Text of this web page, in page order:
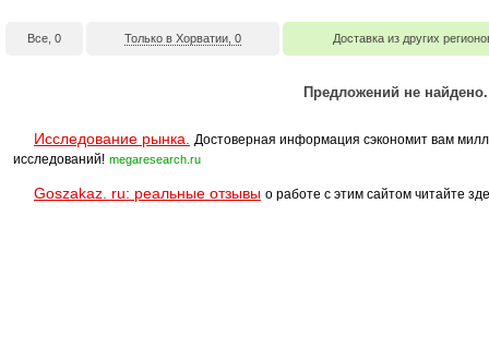
Все, 0 Только в Хорватии, 0 Доставка из других
Предложений не найдено.
Исследование рынка.
Достоверная информация сэкономит вам
исследований! megaresearch.ru
Goszakaz. ru: реальные отзывы о работе с этим сайтом читайте